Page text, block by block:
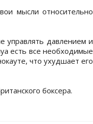
мысли относительно
управлять давлением и
есть все необходимые
что ухудшает его
боксера.